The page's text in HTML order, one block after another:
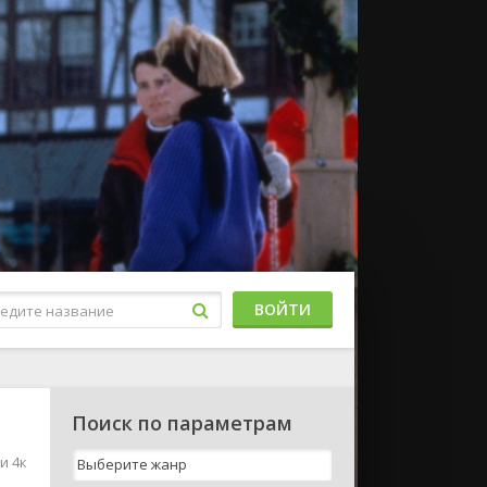
ВОЙТИ
4к
Поиск по параметрам